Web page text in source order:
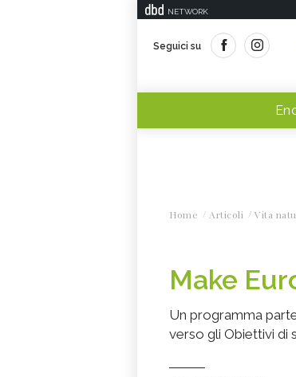
NETWORK
Seguici su
Home Articoli Vita
Make
Un programma
verso gli Obiettivi di